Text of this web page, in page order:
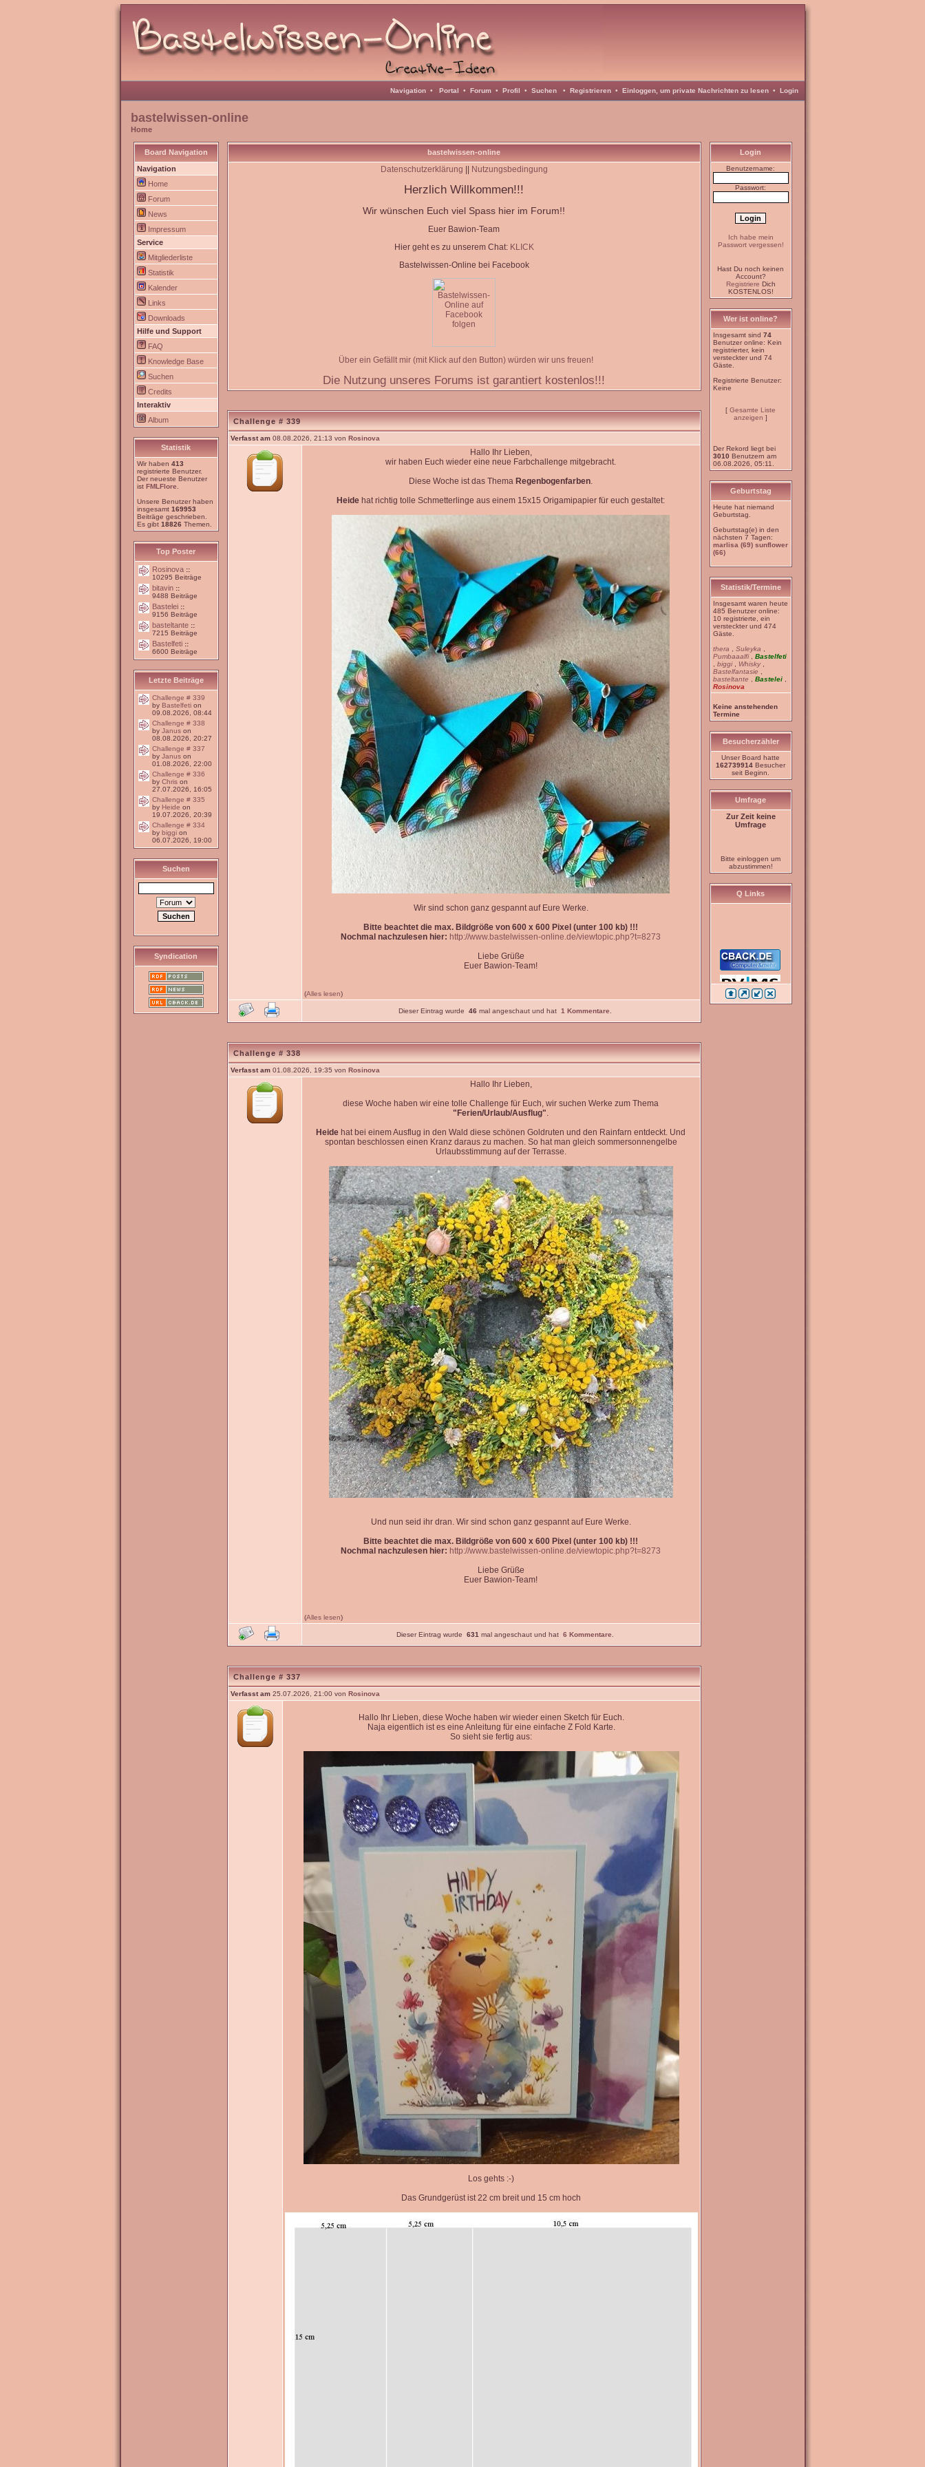
Navigation• Portal • Forum• Profil • Suchen• Registrieren• Einloggen, um private Nachrichten zu lesen• Login
bastelwissen-online
Home
Board Navigation
Navigation
Home
Forum
News
Impressum
Service
Mitgliederliste
Statistik
Kalender
Links
Downloads
Hilfe und Support
FAQ
Knowledge Base
Suchen
Credits
Interaktiv
Album
Statistik
Wir haben 413
registrierte Benutzer.
Der neueste Benutzer
ist FMLFlore
Unsere Benutzer haben
insgesamt 169953
Beiträge geschrieben.
Es gibt 18826 Themen.
Top Poster
Rosinova ::
10295 Beiträge
bitavin ::
9488 Beiträge
Bastelei ::
9156 Beiträge
basteltante ::
7215 Beiträge
Bastelfeti ::
6600 Beiträge
Letzte Beiträge
Challenge # 339
by Bastelfetion
09.08.2026, 08:44
Challenge # 338
by Januson
08.08.2026, 20:27
Challenge # 337
by Januson
01.08.2026, 22:00
Challenge # 336
by Chrison
27.07.2026, 16:05
Challenge # 335
by Heide on
19.07.2026, 20:39
Challenge # 334
by biggion
06.07.2026, 19:00
Suchen
Syndication
bastelwissen-online
Datenschutzerklärung Nutzungsbedingung
Herzlich Willkommen!!!
Wir wünschen Euch viel Spass hier im Forum!!
Euer Bawion-Team
Hier geht es zu unserem Chat: KLICK
Bastelwissen-Online bei Facebook
Über ein Gefällt mir (mit Klick auf den Button) würden wir uns freuen!
Die Nutzung unseres Forums ist garantiert kostenlos!!!
Challenge # 339
Verfasst am08.08.2026, 21:13 von Rosinova
Hallo Ihr Lieben,
wir haben Euch wieder eine neue Farbchallenge mitgebracht.
Diese Woche ist das Thema Regenbogenfarben.
Heide hat richtig tolle Schmetterlinge aus einem 15x15 Origamipapier für euch gestaltet:
Wir sind schon ganz gespannt auf Eure Werke.
Bitte beachtet die max. Bildgröße von 600 x 600 Pixel (unter 100 kb) !!!
Nochmal nachzulesen hier: http://www.bastelwissen-online.de/viewtopic.php?t=8273
Liebe Grüße
Euer Bawion-Team!
(Alles lesen)
Dieser Eintrag wurde 46 mal angeschaut und hat 1 Kommentare
Challenge # 338
Verfasst am01.08.2026, 19:35 von Rosinova
Hallo Ihr Lieben,
diese Woche haben wir eine tolle Challenge für Euch, wir suchen Werke zum Thema
"Ferien/Urlaub/Ausflug".
Heide hat bei einem Ausflug in den Wald diese schönen Goldruten und den Rainfarn entdeckt. Und
spontan beschlossen einen Kranz daraus zu machen. So hat man gleich sommersonnengelbe
Urlaubsstimmung auf der Terrasse.
Und nun seid ihr dran. Wir sind schon ganz gespannt auf Eure Werke.
Bitte beachtet die max. Bildgröße von 600 x 600 Pixel (unter 100 kb) !!!
Nochmal nachzulesen hier: http://www.bastelwissen-online.de/viewtopic.php?t=8273
Liebe Grüße
Euer Bawion-Team!
(Alles lesen)
Dieser Eintrag wurde 631 mal angeschaut und hat 6 Kommentare
Challenge # 337
Verfasst am25.07.2026, 21:00 von Rosinova
Hallo Ihr Lieben, diese Woche haben wir wieder einen Sketch für Euch.
Naja eigentlich ist es eine Anleitung für eine einfache Z Fold Karte.
So sieht sie fertig aus:
Los gehts :-)
Das Grundgerüst ist 22 cm breit und 15 cm hoch
Login
Benutzername:
Passwort:
Ich habe mein
Passwort vergessen!
Hast Du noch keinen
Account?
Registriere Dich
KOSTENLOS!
Wer ist online?
Insgesamt sind 74
Benutzer online: Kein
registrierter, kein
versteckter und 74
Gäste.
Registrierte Benutzer:
Keine
[ Gesamte Liste
anzeigen ]
Der Rekord liegt bei
3010 Benutzern am
06.08.2026, 05:11.
Geburtstag
Heute hat niemand
Geburtstag.
Geburtstag(e) in den
nächsten 7 Tagen:
marlisa (69) sunflower
(66)
Statistik/Termine
Insgesamt waren heute
485 Benutzer online:
10 registrierte, ein
versteckter und 474
Gäste.
thera
Suleyka
Pumbaaalfi
Bastelfeti
biggi Whisky
Bastelfantasie
basteltante
Bastelei
Rosinova
Keine anstehenden
Termine
Besucherzähler
Unser Board hatte
162739914 Besucher
seit Beginn.
Umfrage
Zur Zeit keine
Umfrage
Bitte einloggen um
abzustimmen!
Q Links